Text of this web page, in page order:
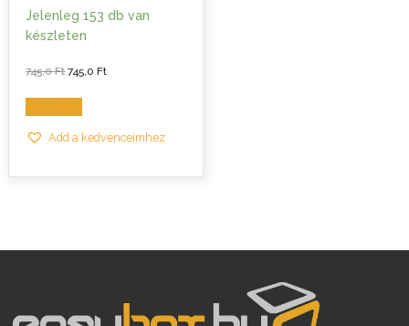
Jelenleg 153 db van
készleten
745,0FtOriginal
745,0 Ft.
745,0FtCurrent
Kosárba
Add a kedvenceimhez